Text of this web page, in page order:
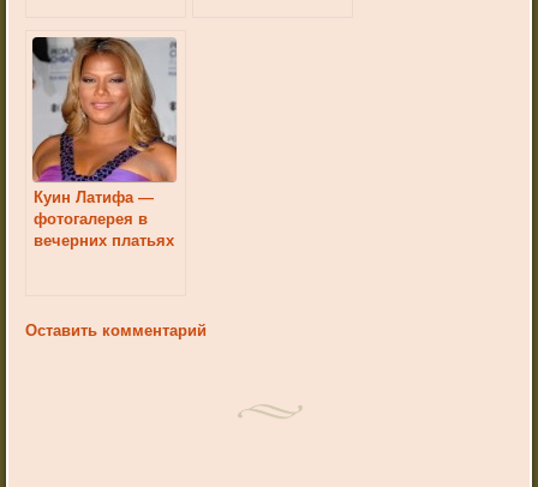
Куин Латифа —
фотогалерея в
вечерних платьях
Оставить комментарий